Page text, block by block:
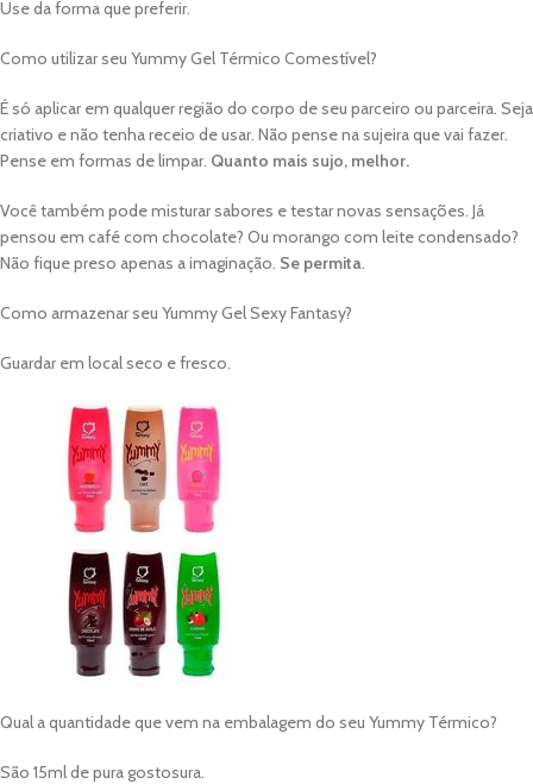
Use da forma que preferir.
Como utilizar seu Yummy Gel Térmico Comestível?
É só aplicar em qualquer região do corpo de seu parceiro ou parceira. Seja
criativo e não tenha receio de usar. Não pense na sujeira que vai fazer.
Pense em formas de limpar. Quanto mais sujo, melhor.
Você também pode misturar sabores e testar novas sensações. Já
pensou em café com chocolate? Ou morango com leite condensado?
Não fique preso apenas a imaginação. Se permita
Como armazenar seu Yummy Gel Sexy Fantasy?
Guardar em local seco e fresco.
Qual a quantidade que vem na embalagem do seu Yummy Térmico?
São 15ml de pura gostosura.